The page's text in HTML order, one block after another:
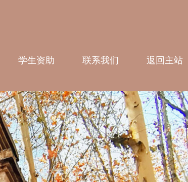
学生资助 联系我们 返回主站